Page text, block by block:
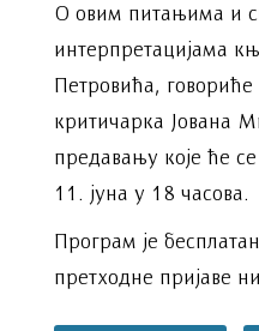
О овим питањима и
интерпретацијама
Петровића,
критичарка Јована
предавању које ће
11. јуна у 18 часова.
Програм је
претходне пријаве